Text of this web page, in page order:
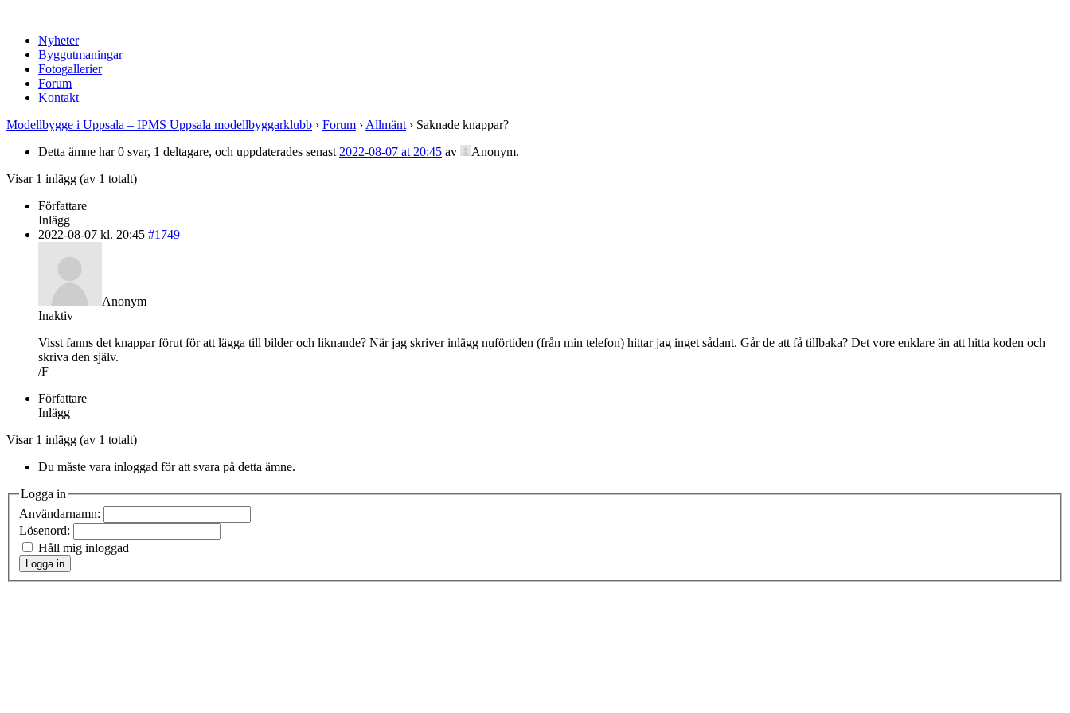
Nyheter
Byggutmaningar
Fotogallerier
Forum
Kontakt
Modellbygge i Uppsala – IPMS Uppsala modellbyggarklubb › Forum › Allmänt › Saknade knappar?
Detta ämne har 0 svar, 1 deltagare, och uppdaterades senast 2022-08-07 at 20:45 av Anonym.
Visar 1 inlägg (av 1 totalt)
Författare
Inlägg
2022-08-07 kl. 20:45 #1749
Anonym
Inaktiv
Visst fanns det knappar förut för att lägga till bilder och liknande? När jag skriver inlägg nuförtiden (från min telefon) hittar jag inget sådant. Går de att få tillbaka? Det vore enklare än att hitta koden och
skriva den själv.
/F
Författare
Inlägg
Visar 1 inlägg (av 1 totalt)
Du måste vara inloggad för att svara på detta ämne.
Logga in
Användarnamn:
Lösenord:
Håll mig inloggad
Logga in